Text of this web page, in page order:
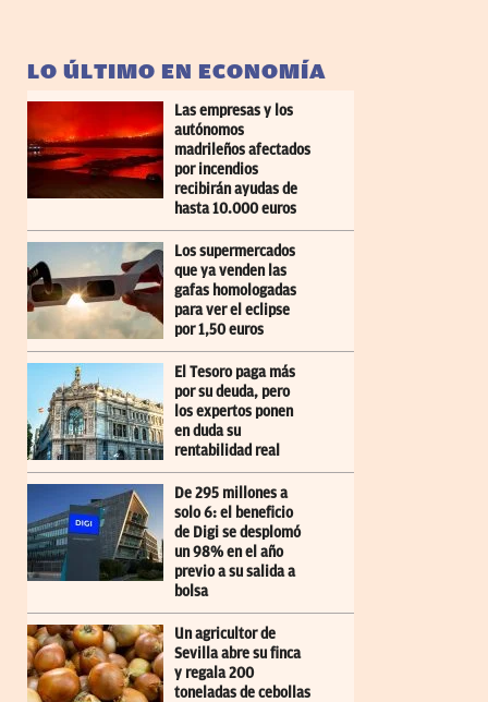
LO ÚLTIMO EN ECONOMÍA
Las empresas y los
autónomos
madrileños afectados
por incendios
recibirán ayudas de
hasta 10.000 euros
Los supermercados
que ya venden las
gafas homologadas
para ver el eclipse
por 1,50 euros
El Tesoro paga más
por su deuda, pero
los expertos ponen
en duda su
rentabilidad real
De 295 millones a
solo 6: el beneficio
de Digi se desplomó
un 98% en el año
previo a su salida a
bolsa
Un agricultor de
Sevilla abre su finca
y regala 200
toneladas de cebollas